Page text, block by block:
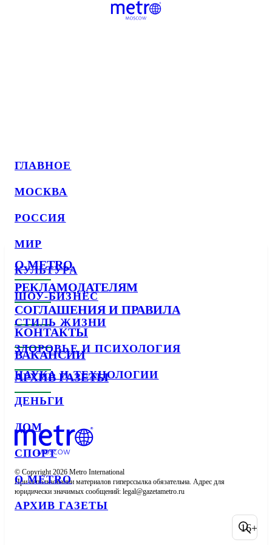
ГЛАВНОЕ
МОСКВА
РОССИЯ
МИР
КУЛЬТУРА
ШОУ-БИЗНЕС
СТИЛЬ ЖИЗНИ
ЗДОРОВЬЕ И ПСИХОЛОГИЯ
НАУКА И ТЕХНОЛОГИИ
ДЕНЬГИ
ДОМ
СПОРТ
О METRO
АРХИВ ГАЗЕТЫ
О METRO
РЕКЛАМОДАТЕЛЯМ
СОГЛАШЕНИЯ И ПРАВИЛА
КОНТАКТЫ
ВАКАНСИИ
АРХИВ ГАЗЕТЫ
© Copyright 2026 Metro International
При использовании материалов гиперссылка обязательна. Адрес для
юридически значимых сообщений:
16+